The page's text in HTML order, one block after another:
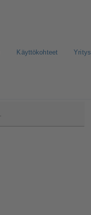
Käyttökohteet Yritys